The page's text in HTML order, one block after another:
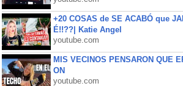
+20 COSAS de SE ACABÓ que
É!!??| Katie Angel
youtube.com
MIS VECINOS PENSARON QUE
ON
youtube.com